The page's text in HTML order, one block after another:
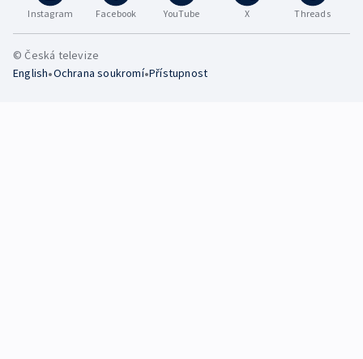
Instagram Facebook YouTube X Threads
© Česká televize
English•Ochrana soukromí•Přístupnost